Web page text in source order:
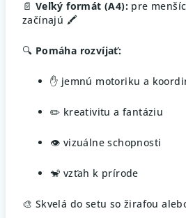
📄 Veľký formát (A4): pre
začínajú 🖍️
🔍 Pomáha rozvíjať:
✋ jemnú motoriku a
✏️ kreativitu a fantáziu
👁️ vizuálne schopnosti
🐒 vzťah k prírode
🎨 Skvelá do setu so žirafou